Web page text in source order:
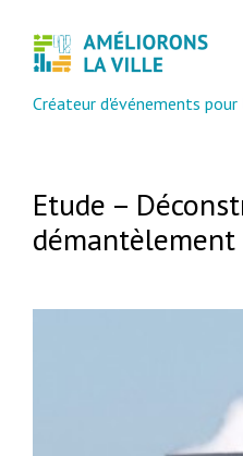
Créateur d'événements
Etude –